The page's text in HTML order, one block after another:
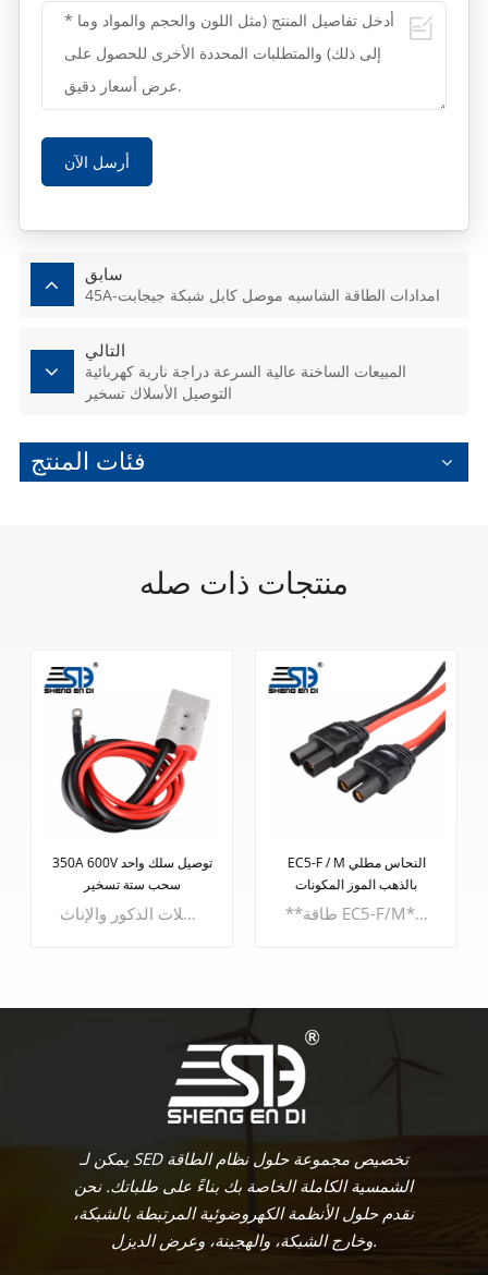
أرسل الآن
سابق
45A-امدادات الطاقة الشاسيه موصل كابل شبكة جيجابت
التالي
المبيعات الساخنة عالية السرعة دراجة نارية كهربائية
التوصيل الأسلاك تسخير
فئات المنتج
منتجات ذات صله
350A 600V توصيل سلك واحد
سحب ستة تسخير
سلك توصيل 350 أمبير 600 فولت وحزام سحب واحد بستة. تم تصميم هذا المنتج المتطور لإعادة تعريف الراحة والتنوع، ويعدك باتصالات سلسة لمجموعة واسعة من التطبيقات. **دلائل الميزات:** - **تصميم قابس بدون جنس:** قل وداعًا للموصلات الخاصة بالجنس. يسمح تصميمنا الثوري بإدخال القابس في أي اتجاه، مما يزيل متاعب تحديد الموصلات الذكور والإناث.
EC5-F / M النحاس مطلي
بالذهب الموز المكونات
**طاقة EC5-F/M**استمتع بقوة وموثوقية لا مثيل لهما مع - **مبيت PA6 UL94V0 القوي:** مصنوع من مادة PA6 UL94V0 القوية، ويضمن الهيكل متانة استثنائية ومقاومة للحريق.- **أبعاد الغلاف المدمجة:** تبلغ الأبعاد المدمجة للغلاف 23.7 ملم × 19.9 ملم × 9.5 ملم، مما يعمل على تحسين المساحة دون المساس بالوظائف.- **نطاق قياس الكابل:** يستوعب مقاييس الكابلات من 2.5 ملم كحد أدنى إلى 5.0 ملم كحد أقصى، ويلبي سلك الطاقة هذا مجموعة متنوعة من التطبيقات.
يتعلم أكثر
يمكن لـ SED تخصيص مجموعة حلول نظام الطاقة
الشمسية الكاملة الخاصة بك بناءً على طلباتك. نحن
نقدم حلول الأنظمة الكهروضوئية المرتبطة بالشبكة،
وخارج الشبكة، والهجينة، وعرض الديزل.